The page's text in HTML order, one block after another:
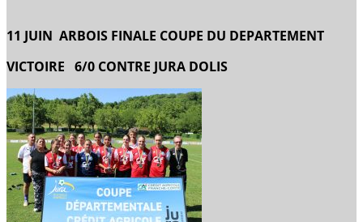
11 JUIN ARBOIS FINALE COUPE DU DEPARTEMENT
VICTOIRE 6/0 CONTRE JURA DOLIS